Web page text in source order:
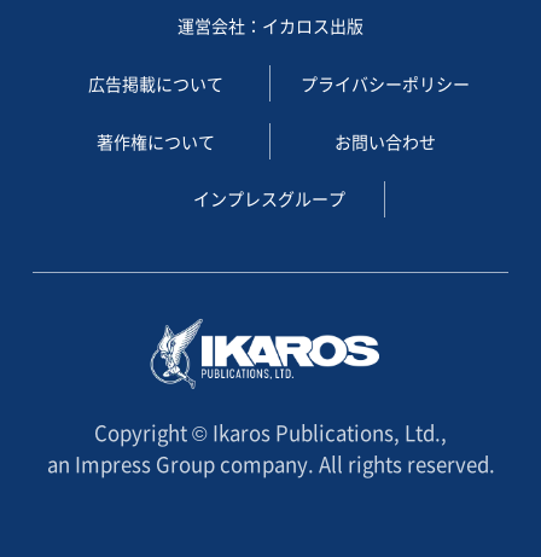
運営会社：イカロス出版
広告掲載について プライバシーポリシー
著作権について お問い合わせ
インプレスグループ
Copyright © Ikaros Publications, Ltd.,
an Impress Group company. All rights reserved.